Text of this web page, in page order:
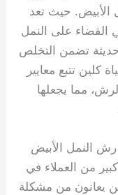
حيث تعد
القضاء على النمل
تضمن التخلص
كلين تتبع معايير
مما يجعلها
النمل الأبيض
من العملاء في
يعانون من مشكلة